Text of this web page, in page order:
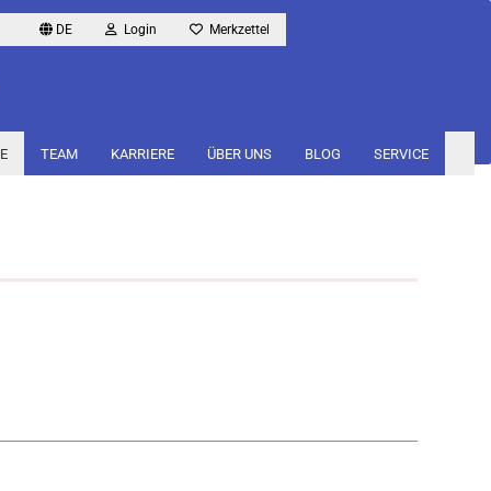
DE Login Merkzettel
TEAM KARRIERE ÜBER UNS BLOG SERVICE